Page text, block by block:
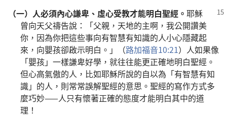
（一） 人必須內心謙卑、虛心受教才能明白聖經。 耶穌
曾向天父禱告說：「父親，天地的主啊，我公開讚美
你，因為你把這些事向有智慧有知識的人小心隱藏起
來，向嬰孩卻啟示明白。」（路加福音10:21）人如果像
「嬰孩」一樣謙卑好學，就往往能更正確地明白聖經。
但心高氣傲的人，比如耶穌所說的自以為「有智慧有知
識」的人，則常常誤解聖經的意思。聖經的寫作方式多
麼巧妙——人只有懷著正確的態度才能明白其中的道
理！